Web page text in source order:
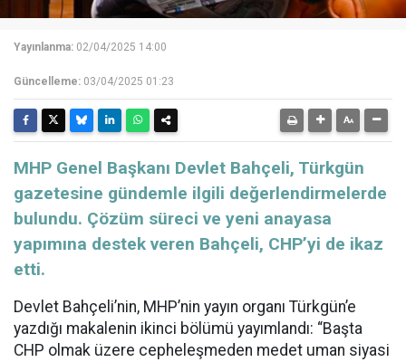
Yayınlanma: 02/04/2025 14:00
Güncelleme: 03/04/2025 01:23
MHP Genel Başkanı Devlet Bahçeli, Türkgün
gazetesine gündemle ilgili değerlendirmelerde
bulundu. Çözüm süreci ve yeni anayasa
yapımına destek veren Bahçeli, CHP’yi de ikaz
etti.
Devlet Bahçeli’nin, MHP’nin yayın organı Türkgün’e
yazdığı makalenin ikinci bölümü yayımlandı: “Başta
CHP olmak üzere cepheleşmeden medet uman siyasi